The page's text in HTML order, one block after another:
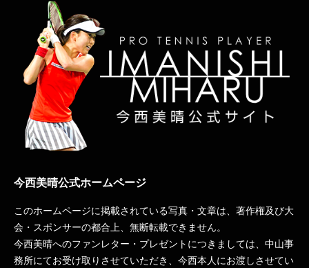
今西美晴公式ホームページ
このホームページに掲載されている写真・文章は、著作権及び大
会・スポンサーの都合上、無断転載できません。
今西美晴へのファンレター・プレゼントにつきましては、中山事
務所にてお受け取りさせていただき、今西本人にお渡しさせてい